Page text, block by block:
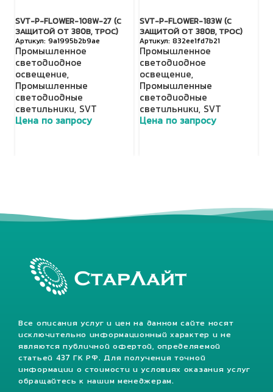
SVT-P-FLOWER-108W-27 (С
ЗАЩИТОЙ ОТ 380В, ТРОС)
9a1995b2b9ae
Промышленное
светодиодное
освещение,
Промышленные
светодиодные
светильники, SVT
Цена по запросу
SVT-P-FLOWER-183W (С
ЗАЩИТОЙ ОТ 380В, ТРОС)
832ee1fd7b21
Промышленное
светодиодное
освещение,
Промышленные
светодиодные
светильники, SVT
Цена по запросу
Все описания услуг и цен на данном сайте носят
исключительно информационный характер и не
являются публичной офертой, определяемой
статьей 437 ГК РФ. Для получения точной
информации о стоимости и условиях оказания услуг
обращайтесь к нашим менеджерам.